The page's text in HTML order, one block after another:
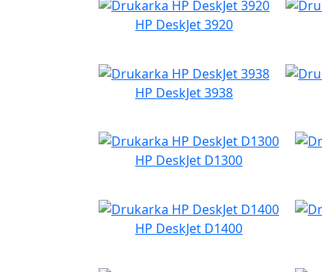
HP DeskJet 3920
HP DeskJet 3938
HP DeskJet D1300
HP DeskJet D1400